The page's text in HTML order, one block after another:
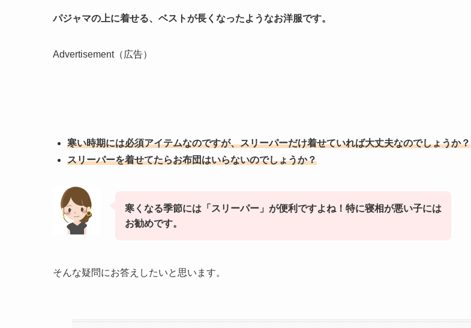
パジャマの上に着せる、ベストが長くなったようなお洋服です。
Advertisement（広告）
寒い時期には必須アイテムなのですが、スリーパーだけ着せていれば大丈夫なのでしょうか？
スリーパーを着せてたらお布団はいらないのでしょうか？
寒くなる季節には「スリーパー」が便利ですよね！特に寝相が悪い子には
お勧めです。
そんな疑問にお答えしたいと思います。